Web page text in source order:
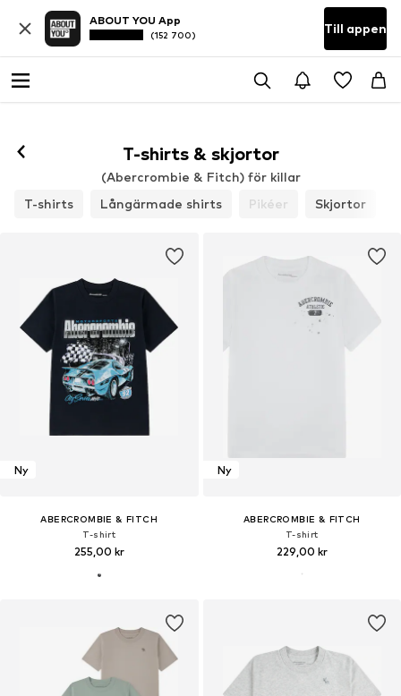
ABOUT YOU App
(152 700) Till appen
T-shirts & skjortor
(Abercrombie & Fitch) för killar
T-shirts
Långärmade shirts Pikéer Skjortor
Ny
ABERCROMBIE & FITCH
T-shirt
255,00 kr
Ny
ABERCROMBIE & FITCH
T-shirt
229,00 kr